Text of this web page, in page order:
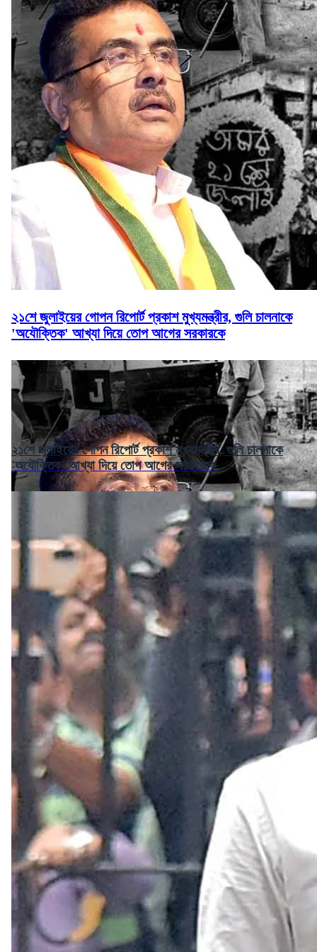
২১শে জুলাইয়ের গোপন রিপোর্ট প্রকাশ মুখ্যমন্ত্রীর, গুলি চালনাকে
'অযৌক্তিক' আখ্যা দিয়ে তোপ আগের সরকারকে
২১শে জুলাইয়ের গোপন রিপোর্ট প্রকাশ মুখ্যমন্ত্রীর, গুলি চালনাকে
'অযৌক্তিক' আখ্যা দিয়ে তোপ আগের সরকারকে